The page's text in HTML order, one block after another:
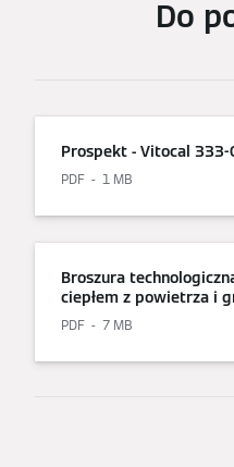
Do
Prospekt - Vitocal 333-
PDF 1 MB
Broszura
ciepłem z powietrza i
PDF 7 MB